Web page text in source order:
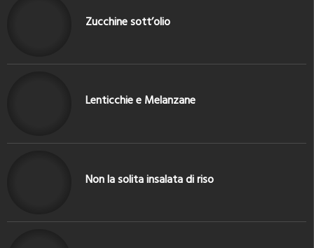
Zucchine sott’olio
Lenticchie e Melanzane
Non la solita insalata di riso